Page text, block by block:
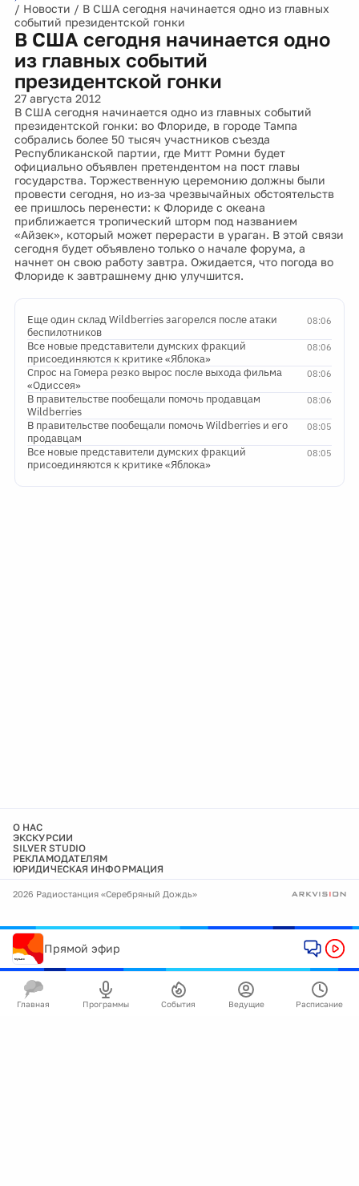
/ Новости / В США сегодня начинается одно из главных
событий президентской гонки
В США сегодня начинается одно
из главных событий
президентской гонки
27 августа 2012
В США сегодня начинается одно из главных событий
президентской гонки: во Флориде, в городе Тампа
собрались более 50 тысяч участников съезда
Республиканской партии, где Митт Ромни будет
официально объявлен претендентом на пост главы
государства. Торжественную церемонию должны были
провести сегодня, но из-за чрезвычайных обстоятельств
ее пришлось перенести: к Флориде с океана
приближается тропический шторм под названием
«Айзек», который может перерасти в ураган. В этой связи
сегодня будет объявлено только о начале форума, а
начнет он свою работу завтра. Ожидается, что погода во
Флориде к завтрашнему дню улучшится.
08:06
Еще один склад Wildberries загорелся после атаки
беспилотников
08:06
Все новые представители думских фракций
присоединяются к критике «Яблока»
08:06
Спрос на Гомера резко вырос после выхода фильма
«Одиссея»
08:06
В правительстве пообещали помочь продавцам
Wildberries
08:05
В правительстве пообещали помочь Wildberries и его
продавцам
08:05
Все новые представители думских фракций
присоединяются к критике «Яблока»
О НАС
ЭКСКУРСИИ
SILVER STUDIO
РЕКЛАМОДАТЕЛЯМ
ЮРИДИЧЕСКАЯ ИНФОРМАЦИЯ
2026 Радиостанция «Серебряный Дождь»
Прямой эфир
Главная Программы События Ведущие Расписание